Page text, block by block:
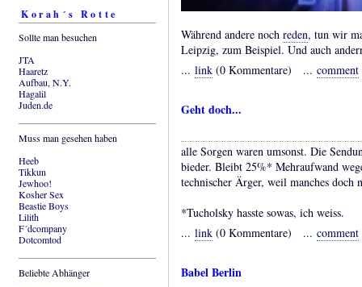
Korah´s Rotte
Sollte man besuchen
JTA
Haaretz
Aufbau, N.Y.
Hagalil
Juden.de
Muss man gesehen haben
Heeb
Tikkun
Jewhoo!
Kosher Sex
Beastie Boys
Lilith
F´dcompany
Dotcomtod
Beliebte Abhänger
Während andere noch reden, tun wir
Leipzig, zum Beispiel. Und auch
... link (0 Kommentare) ... comment
Geht doch...
alle Sorgen waren umsonst. Die
bieder. Bleibt 25%* Mehraufwand
technischer Ärger, weil manches
*Tucholsky hasste sowas, ich weiss.
... link (0 Kommentare) ... comment
Babel Berlin